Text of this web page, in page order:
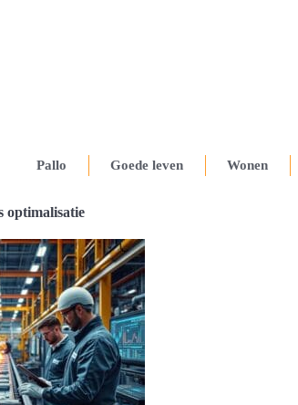
Pallo Goede leven Wonen
optimalisatie